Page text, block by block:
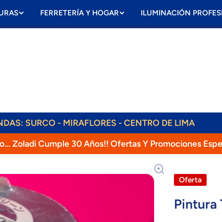
FERRETERÍA Y HOGAR ILUMINACIÓN
SURCO - MIRAFLORES - CENTRO DE LIMA
Zoladi Cumple 30 Años!! Ofertas Y Promociones
Oferta
Pintura